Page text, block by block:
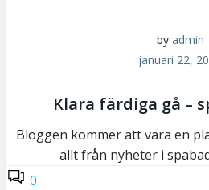
by admin
januari 22,
Klara färdiga gå –
Bloggen kommer att vara en
allt från nyheter i
0